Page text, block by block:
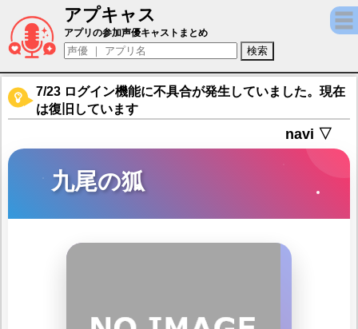
アプキャス
九尾の狐（声優：遠野ひかる)【ちょいと召
アプリの参加声優キャストまとめ
7/23 ログイン機能に不具合が発生していました。現在
は復旧しています
navi ▽
九尾の狐